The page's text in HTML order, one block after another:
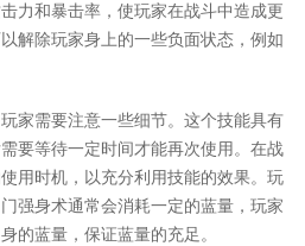
力和暴击率，使玩家在战斗中造成更
解除玩家身上的一些负面状态，例如
家需要注意一些细节。这个技能具有
要等待一定时间才能再次使用。在战
用时机，以充分利用技能的效果。玩
强身术通常会消耗一定的蓝量，玩家
的蓝量，保证蓝量的充足。